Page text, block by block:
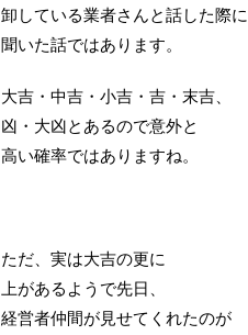
卸している業者さんと話した際に
聞いた話ではあります。
大吉・中吉・小吉・吉・末吉、
凶・大凶とあるので意外と
高い確率ではありますね。
ただ、実は大吉の更に
上があるようで先日、
経営者仲間が見せてくれたのが